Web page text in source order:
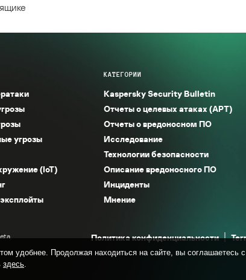
угрозы
(IoT)
КАТЕГОРИИ
Kaspersky Security Bulletin
Отчеты о целевых атаках (APT)
Отчеты о вредоносном ПО
Исследование
Технологии безопасности
Описание вредоносного ПО
Инциденты
Мнение
Политика конфиденциальности
удобнее. Продолжая находиться на сайте, вы соглашаетесь с
здесь